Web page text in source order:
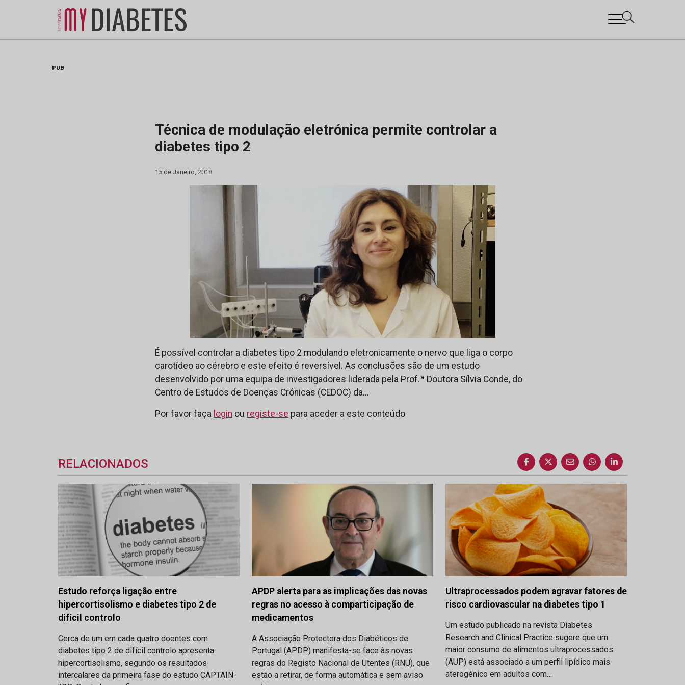
PUB
Técnica de modulação eletrónica permite controlar a
diabetes tipo 2
15 de Janeiro, 2018
É possível controlar a diabetes tipo 2 modulando eletronicamente o nervo que liga o corpo
carotídeo ao cérebro e este efeito é reversível. As conclusões são de um estudo
desenvolvido por uma equipa de investigadores liderada pela Prof.ª Doutora Sílvia Conde, do
Centro de Estudos de Doenças Crónicas (CEDOC) da…
Por favor faça login ou registe-se para aceder a este conteúdo
RELACIONADOS
Estudo reforça ligação entre
hipercortisolismo e diabetes tipo 2 de
difícil controlo
Cerca de um em cada quatro doentes com
diabetes tipo 2 de difícil controlo apresenta
hipercortisolismo, segundo os resultados
intercalares da primeira fase do estudo CAPTAIN-
APDP alerta para as implicações das novas
regras no acesso à comparticipação de
medicamentos
A Associação Protectora dos Diabéticos de
Portugal (APDP) manifesta-se face às novas
regras do Registo Nacional de Utentes (RNU), que
estão a retirar, de forma automática e sem aviso
Ultraprocessados podem agravar fatores de
risco cardiovascular na diabetes tipo 1
Um estudo publicado na revista Diabetes
Research and Clinical Practice sugere que um
maior consumo de alimentos ultraprocessados
(AUP) está associado a um perfil lipídico mais
aterogénico em adultos com…